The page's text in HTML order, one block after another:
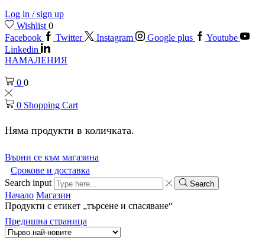
Log in / sign up
Wishlist 0
Facebook
Twitter Instagram Google plus
Youtube
Linkedin
НАМАЛЕНИЯ
0 0
0 Shopping Cart
Няма продукти в количката.
Върни се към магазина
Срокове и доставка
Search input
Search
Начало Магазин
Продукти с етикет „търсене и спасяване“
Предишна страница